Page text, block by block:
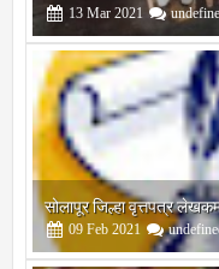
सोलापूर जिल्हा वृत्तपत्र
09 Feb 2021